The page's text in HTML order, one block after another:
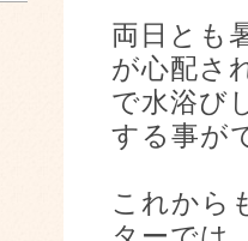
両日とも
が心配さ
で水浴び
する事
これから